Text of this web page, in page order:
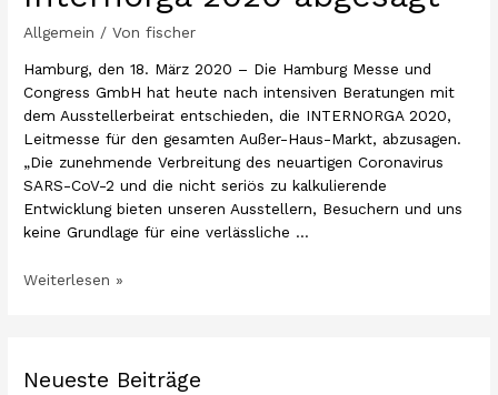
Allgemein / Vonfischer
Hamburg, den 18. März 2020 – Die Hamburg Messe und
Congress GmbH hat heute nach intensiven Beratungen mit
dem Ausstellerbeirat entschieden, die INTERNORGA 2020,
Leitmesse für den gesamten Außer-Haus-Markt, abzusagen.
„Die zunehmende Verbreitung des neuartigen Coronavirus
SARS-CoV-2 und die nicht seriös zu kalkulierende
Entwicklung bieten unseren Ausstellern, Besuchern und uns
keine Grundlage für eine verlässliche …
Weiterlesen »
Neueste Beiträge